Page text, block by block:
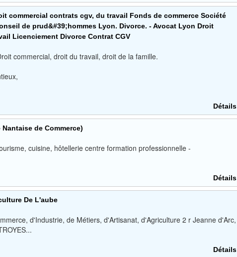
commercial contrats cgv, du travail Fonds de commerce Société
de prud&#39;hommes Lyon. Divorce. - Avocat Lyon Droit
Licenciement Divorce Contrat CGV
commercial, droit du travail, droit de la famille.
Détails
Nantaise de Commerce)
cuisine, hôtellerie centre formation professionnelle -
Détails
De L'aube
d'Industrie, de Métiers, d'Artisanat, d'Agriculture 2 r Jeanne d'Arc,
Détails